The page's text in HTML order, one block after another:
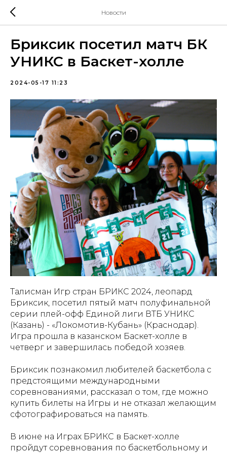
Новости
Бриксик посетил матч БК
УНИКС в Баскет-холле
2024-05-17 11:23
Талисман Игр стран БРИКС 2024, леопард
Бриксик, посетил пятый матч полуфинальной
серии плей-офф Единой лиги ВТБ УНИКС
(Казань) - «Локомотив-Кубань» (Краснодар).
Игра прошла в казанском Баскет-холле в
четверг и завершилась победой хозяев.
Бриксик познакомил любителей баскетбола с
предстоящими международными
соревнованиями, рассказал о том, где можно
купить билеты на Игры и не отказал желающим
сфотографироваться на память.
В июне на Играх БРИКС в Баскет-холле
пройдут соревнования по баскетбольному и